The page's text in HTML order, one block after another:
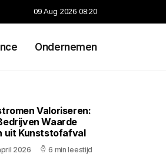
09 Aug 2026 08:20
Ondernemen
Valoriseren:
Waarde
uit Kunststofafval
2026 6 min leestijd